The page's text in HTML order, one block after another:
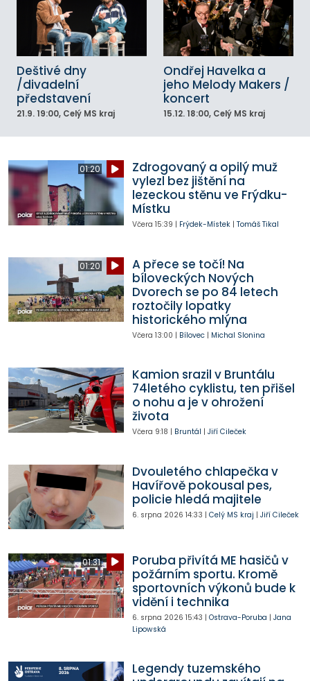
Deštivé dny
/divadelní
představení
21.9. 19:00, Celý MS kraj
Ondřej Havelka a
jeho Melody Makers /
koncert
15.12. 18:00, Celý MS kraj
01:20
Zdrogovaný a opilý muž
vylezl bez jištění na
lezeckou stěnu ve Frýdku-
Místku
Včera 15:39 | Frýdek-Místek| Tomáš Tikal
01:20
A přece se točí! Na
bíloveckých Nových
Dvorech se po 84 letech
roztočily lopatky
historického mlýna
Včera 13:00 | Bílovec| Michal Slonina
Kamion srazil v Bruntálu
74letého cyklistu, ten přišel
o nohu a je v ohrožení
života
Včera 9:18 | Bruntál | Jiří Cileček
Dvouletého chlapečka v
Havířově pokousal pes,
policie hledá majitele
6. srpna 2026 14:33 | Celý MS kraj | Jiří Cileček
01:31
Poruba přivítá ME hasičů v
požárním sportu. Kromě
sportovních výkonů bude k
vidění i technika
6. srpna 2026 15:43 | Ostrava-Poruba | Jana
Lipowská
Legendy tuzemského